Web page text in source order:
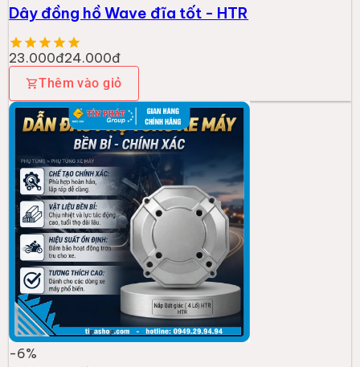
Dây đồng hồ Wave đĩa tốt - HTR
23.000đ24.000đ
Thêm vào giỏ
-6%